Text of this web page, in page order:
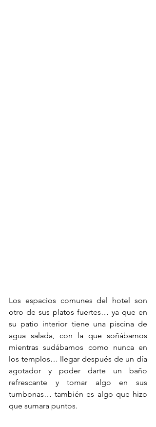
Los espacios comunes del hotel son
otro de sus platos fuertes… ya que en
su patio interior tiene una piscina de
agua salada, con la que soñábamos
mientras sudábamos como nunca en
los templos… llegar después de un día
agotador y poder darte un baño
refrescante y tomar algo en sus
tumbonas… también es algo que hizo
que sumara puntos.